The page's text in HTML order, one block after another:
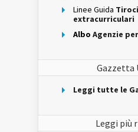
Linee Guida
extracurriculari
Albo Agenzie
Gazzetta
Leggi tutte le
Leggi più